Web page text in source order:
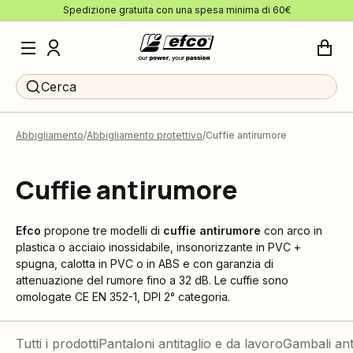
Spedizione gratuita con una spesa minima di 60€
Cerca
Abbigliamento Abbigliamento protettivo Cuffie antirumore
Cuffie antirumore
Efco propone tre modelli di cuffie antirumore con arco in
plastica o acciaio inossidabile, insonorizzante in PVC +
spugna, calotta in PVC o in ABS e con garanzia di
attenuazione del rumore fino a 32 dB. Le cuffie sono
omologate CE EN 352-1, DPI 2° categoria.
Tutti i prodottiPantaloni antitaglio e da lavoroGambali